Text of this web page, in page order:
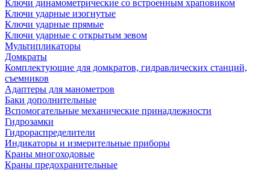
Ключи динамометрические со встроенным храповиком
Ключи ударные изогнутые
Ключи ударные прямые
Ключи ударные с открытым зевом
Мультипликаторы
Домкраты
Комплектующие для домкратов, гидравлических станций,
съемников
Адаптеры для манометров
Баки дополнительные
Вспомогательные механические принадлежности
Гидрозамки
Гидрораспределители
Индикаторы и измерительные приборы
Краны многоходовые
Краны предохранительные